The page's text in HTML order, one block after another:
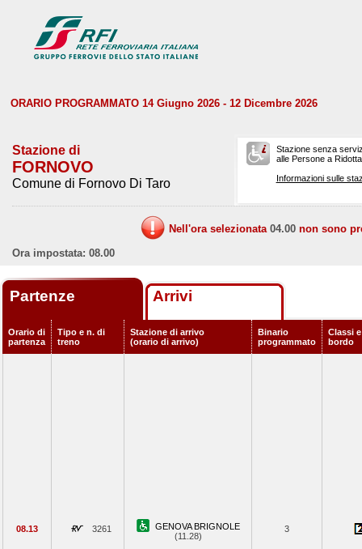
ORARIO PROGRAMMATO 14 Giugno 2026 - 12 Dicembre 2026
Stazione di
FORNOVO
Comune di Fornovo Di Taro
Stazione senza
alle Persone a
Informazioni sulle
Nell'ora selezionata 04.00 non sono
Ora impostata: 08.00
Partenze Arrivi
Orario di
partenza
Tipo e n. di
treno
Stazione di arrivo
(orario di arrivo)
Binario
programmato
Classi
bordo
08.13 3261
GENOVA BRIGNOLE
(11.28)
3